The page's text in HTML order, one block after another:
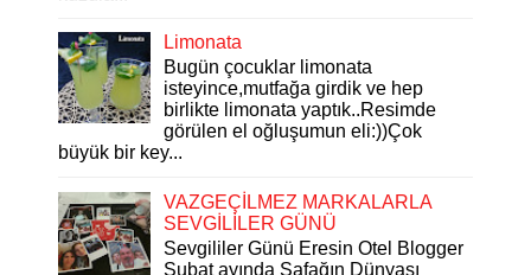
Limonata
Bugün çocuklar limonata
isteyince,mutfağa girdik ve hep
birlikte limonata yaptık..Resimde
görülen el oğluşumun eli:))Çok
büyük bir key...
VAZGEÇİLMEZ MARKALARLA
SEVGİLİLER GÜNÜ
Sevgililer Günü Eresin Otel Blogger
Şubat ayında Şafağın Dünyası